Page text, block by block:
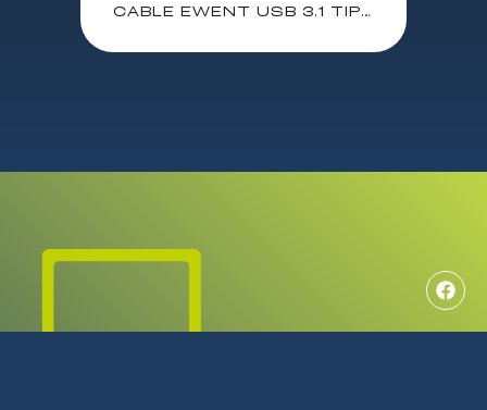
CABLE EWENT USB 3.1 TIPO C – USB A M-M 3.0 M / EC1044